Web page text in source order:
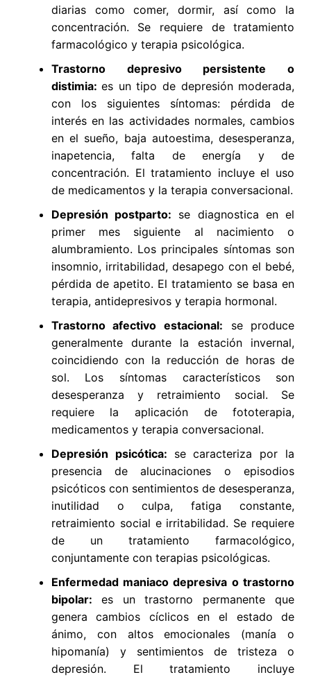
diarias como comer, dormir, así como la
concentración. Se requiere de tratamiento
farmacológico y terapia psicológica.
Trastorno depresivo persistente o
distimia:es un tipo de depresión moderada,
con los siguientes síntomas: pérdida de
interés en las actividades normales, cambios
en el sueño, baja autoestima, desesperanza,
inapetencia, falta de energía y de
concentración. El tratamiento incluye el uso
de medicamentos y la terapia conversacional.
Depresión postparto: se diagnostica en el
primer mes siguiente al nacimiento o
alumbramiento. Los principales síntomas son
insomnio, irritabilidad, desapego con el bebé,
pérdida de apetito. El tratamiento se basa en
terapia, antidepresivos y terapia hormonal.
Trastorno afectivo estacional: se produce
generalmente durante la estación invernal,
coincidiendo con la reducción de horas de
sol. Los síntomas característicos son
desesperanza y retraimiento social. Se
requiere la aplicación de fototerapia,
medicamentos y terapia conversacional.
Depresión psicótica: se caracteriza por la
presencia de alucinaciones o episodios
psicóticos con sentimientos de desesperanza,
inutilidad o culpa, fatiga constante,
retraimiento social e irritabilidad. Se requiere
de un tratamiento farmacológico,
conjuntamente con terapias psicológicas.
Enfermedad maniaco depresiva o trastorno
bipolar: es un trastorno permanente que
genera cambios cíclicos en el estado de
ánimo, con altos emocionales (manía o
hipomanía) y sentimientos de tristeza o
depresión. El tratamiento incluye